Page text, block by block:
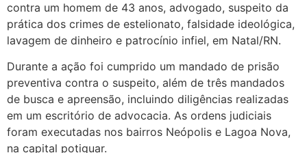
contra um homem de 43 anos, advogado, suspeito da
prática dos crimes de estelionato, falsidade ideológica,
lavagem de dinheiro e patrocínio infiel, em Natal/RN.
Durante a ação foi cumprido um mandado de prisão
preventiva contra o suspeito, além de três mandados
de busca e apreensão, incluindo diligências realizadas
em um escritório de advocacia. As ordens judiciais
foram executadas nos bairros Neópolis e Lagoa Nova,
na capital potiguar.